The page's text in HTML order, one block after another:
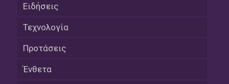
Ειδήσεις
Τεχνολογία
Προτάσεις
Ένθετα